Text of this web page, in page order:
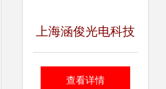
上海涵俊光电科技
大功率LED投光灯
查看详情